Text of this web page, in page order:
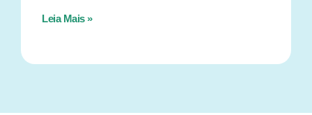
Leia Mais »